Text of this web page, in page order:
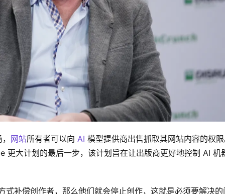
网站所有者可以向 AI 模型提供商出售抓取其网站内容的权
大计划的最后一步，该计划旨在让出版商更好地控制 AI 机
式补偿创作者，那么他们就会停止创作，这就是必须要解决的